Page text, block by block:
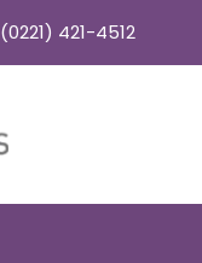
(0221) 421-4512